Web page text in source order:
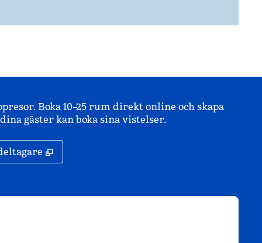
Boka 10–25 rum direkt online och skapa
gäster kan boka sina vistelser.
,